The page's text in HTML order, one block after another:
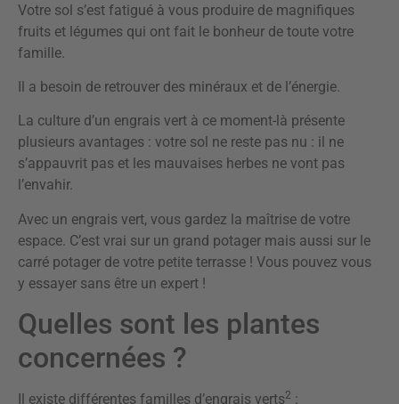
Votre sol s’est fatigué à vous produire de magnifiques
fruits et légumes qui ont fait le bonheur de toute votre
famille.
Il a besoin de retrouver des minéraux et de l’énergie.
La culture d’un engrais vert à ce moment-là présente
plusieurs avantages : votre sol ne reste pas nu : il ne
s’appauvrit pas et les mauvaises herbes ne vont pas
l’envahir.
Avec un engrais vert, vous gardez la maîtrise de votre
espace. C’est vrai sur un grand potager mais aussi sur le
carré potager de votre petite terrasse ! Vous pouvez vous
y essayer sans être un expert !
Quelles sont les plantes
concernées ?
Il existe différentes familles d’engrais verts2 :